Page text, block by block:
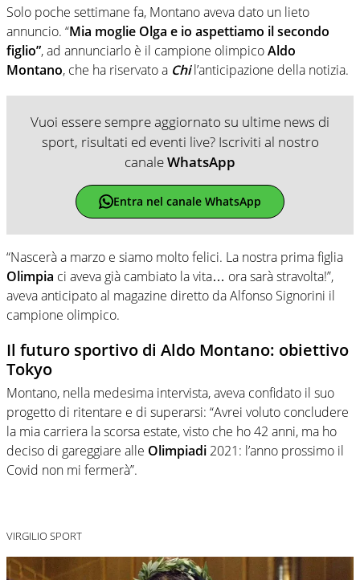
Solo poche settimane fa, Montano aveva dato un lieto
annuncio. “Mia moglie Olga e io aspettiamo il secondo
figlio”, ad annunciarlo è il campione olimpicoAldo
Montano, che ha riservato a Chi l’anticipazione della notizia.
Vuoi essere sempre aggiornato su ultime news di
sport, risultati ed eventi live? Iscriviti al nostro
canaleWhatsApp
Entra nel canale WhatsApp
“Nascerà a marzo e siamo molto felici. La nostra prima figlia
Olimpia ci aveva già cambiato la vita… ora sarà stravolta!”,
aveva anticipato al magazine diretto da Alfonso Signorini il
campione olimpico.
Il futuro sportivo di Aldo Montano: obiettivo
Tokyo
Montano, nella medesima intervista, aveva confidato il suo
progetto di ritentare e di superarsi: “Avrei voluto concludere
la mia carriera la scorsa estate, visto che ho 42 anni, ma ho
deciso di gareggiare alle Olimpiadi 2021: l’anno prossimo il
Covid non mi fermerà”.
VIRGILIO SPORT